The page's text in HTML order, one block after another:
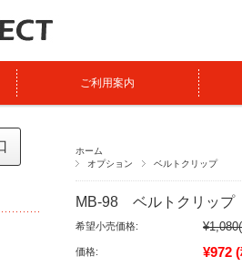
ご利用案内
ホーム
オプション
ベルトクリップ
MB-98 ベルトクリップ
希望小売価格: ¥1,080
価格: ¥972